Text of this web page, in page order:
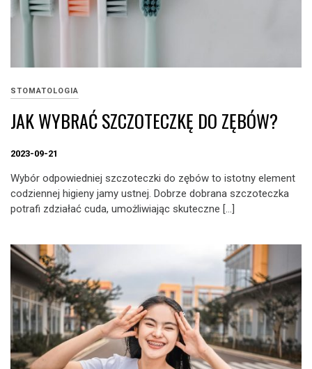
STOMATOLOGIA
JAK WYBRAĆ SZCZOTECZKĘ DO ZĘBÓW?
2023-09-21
Wybór odpowiedniej szczoteczki do zębów to istotny element
codziennej higieny jamy ustnej. Dobrze dobrana szczoteczka
potrafi zdziałać cuda, umożliwiając skuteczne […]